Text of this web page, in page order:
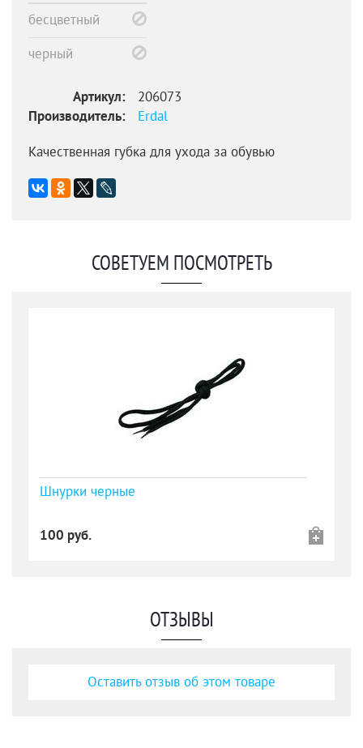
бесцветный
черный
Артикул:
206073
Производитель:
Erdal
Качественная губка для ухода за обувью
СОВЕТУЕМ ПОСМОТРЕТЬ
Шнурки черные
100 руб.
ОТЗЫВЫ
Оставить отзыв об этом товаре